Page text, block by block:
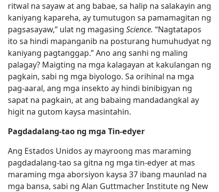
ritwal na sayaw at ang babae, sa halip na salakayin ang
kaniyang kapareha, ay tumutugon sa pamamagitan ng
pagsasayaw,” ulat ng magasing Science. “Nagtatapos
ito sa hindi mapanganib na posturang humuhudyat ng
kaniyang pagtanggap.” Ano ang sanhi ng maling
palagay? Maigting na mga kalagayan at kakulangan ng
pagkain, sabi ng mga biyologo. Sa orihinal na mga
pag-aaral, ang mga insekto ay hindi binibigyan ng
sapat na pagkain, at ang babaing mandadangkal ay
higit na gutom kaysa masintahin.
Pagdadalang-tao ng mga Tin-edyer
Ang Estados Unidos ay mayroong mas maraming
pagdadalang-tao sa gitna ng mga tin-edyer at mas
maraming mga aborsiyon kaysa 37 ibang maunlad na
mga bansa, sabi ng Alan Guttmacher Institute ng New